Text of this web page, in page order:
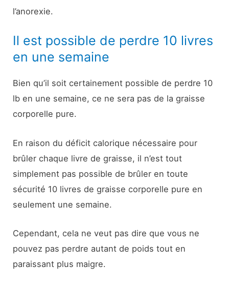
l’anorexie.
Il est possible de perdre 10 livres
en une semaine
Bien qu’il soit certainement possible de perdre 10
lb en une semaine, ce ne sera pas de la graisse
corporelle pure.
En raison du déficit calorique nécessaire pour
brûler chaque livre de graisse, il n’est tout
simplement pas possible de brûler en toute
sécurité 10 livres de graisse corporelle pure en
seulement une semaine.
Cependant, cela ne veut pas dire que vous ne
pouvez pas perdre autant de poids tout en
paraissant plus maigre.